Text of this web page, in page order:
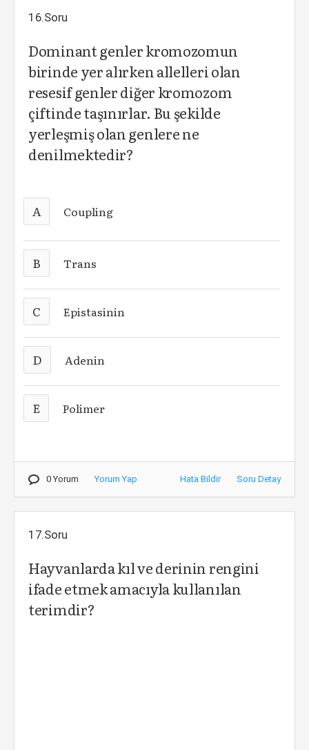
16.Soru
Dominant genler kromozomun
birinde yer alırken allelleri olan
resesif genler diğer kromozom
çiftinde taşınırlar. Bu şekilde
yerleşmiş olan genlere ne
denilmektedir?
A Coupling
B Trans
C Epistasinin
D Adenin
E Polimer
0 Yorum Yorum Yap Hata Bildir Soru Detay
17.Soru
Hayvanlarda kıl ve derinin rengini
ifade etmek amacıyla kullanılan
terimdir?